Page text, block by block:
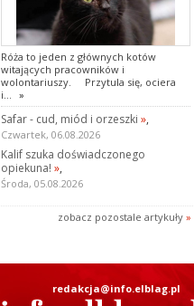
Róża to jeden z głównych kotów
witających pracowników i
wolontariuszy. Przytula się, ociera
i... »
Safar - cud, miód i orzeszki »,
Czwartek, 06.08.2026
Kalif szuka doświadczonego
opiekuna! »,
Środa, 05.08.2026
zobacz pozostale artykuły »
redakcja@info.elblag.pl